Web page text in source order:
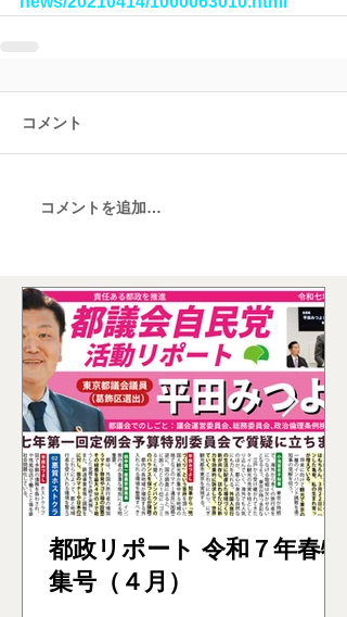
コメント
コメントを追加…
都政リポート 令和７年春特
集号（４月）